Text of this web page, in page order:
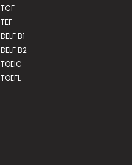
TCF
TEF
DELF B1
DELF B2
TOEIC
TOEFL